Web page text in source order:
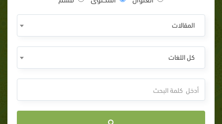
المقالات
كل اللغات